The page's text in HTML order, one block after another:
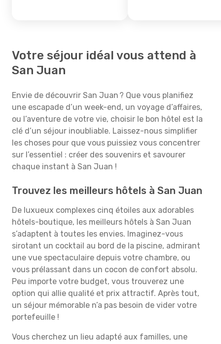
Votre séjour idéal vous attend à
San Juan
Envie de découvrir San Juan ? Que vous planifiez
une escapade d’un week-end, un voyage d’affaires,
ou l’aventure de votre vie, choisir le bon hôtel est la
clé d’un séjour inoubliable. Laissez-nous simplifier
les choses pour que vous puissiez vous concentrer
sur l’essentiel : créer des souvenirs et savourer
chaque instant à San Juan !
Trouvez les meilleurs hôtels à San Juan
De luxueux complexes cinq étoiles aux adorables
hôtels-boutique, les meilleurs hôtels à San Juan
s’adaptent à toutes les envies. Imaginez-vous
sirotant un cocktail au bord de la piscine, admirant
une vue spectaculaire depuis votre chambre, ou
vous prélassant dans un cocon de confort absolu.
Peu importe votre budget, vous trouverez une
option qui allie qualité et prix attractif. Après tout,
un séjour mémorable n’a pas besoin de vider votre
portefeuille !
Vous cherchez un lieu adapté aux familles, une